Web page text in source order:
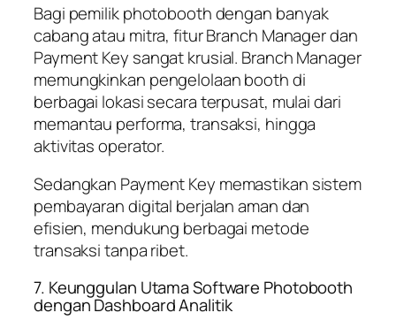
Bagi pemilik photobooth dengan banyak
cabang atau mitra, fitur Branch Manager dan
Payment Key sangat krusial. Branch Manager
memungkinkan pengelolaan booth di
berbagai lokasi secara terpusat, mulai dari
memantau performa, transaksi, hingga
aktivitas operator.
Sedangkan Payment Key memastikan sistem
pembayaran digital berjalan aman dan
efisien, mendukung berbagai metode
transaksi tanpa ribet.
7. Keunggulan Utama Software Photobooth
dengan Dashboard Analitik